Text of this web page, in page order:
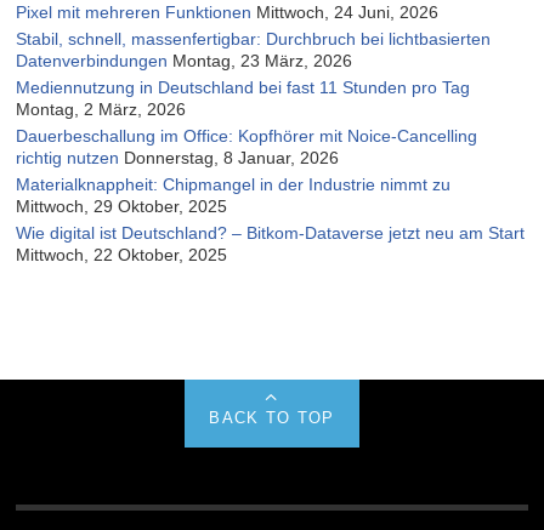
Pixel mit mehreren Funktionen Mittwoch, 24 Juni, 2026
Stabil, schnell, massenfertigbar: Durchbruch bei lichtbasierten
Datenverbindungen Montag, 23 März, 2026
Mediennutzung in Deutschland bei fast 11 Stunden pro Tag
Montag, 2 März, 2026
Dauerbeschallung im Office: Kopfhörer mit Noice-Cancelling
richtig nutzen Donnerstag, 8 Januar, 2026
Materialknappheit: Chipmangel in der Industrie nimmt zu
Mittwoch, 29 Oktober, 2025
Wie digital ist Deutschland? – Bitkom-Dataverse jetzt neu am Start
Mittwoch, 22 Oktober, 2025
BACK TO TOP